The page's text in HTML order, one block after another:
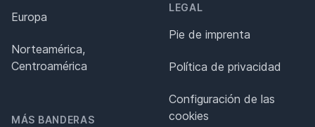
Europa
Norteamérica,
Centroamérica
MÁS BANDERAS
LEGAL
Pie de imprenta
Política de privacidad
Configuración de las
cookies